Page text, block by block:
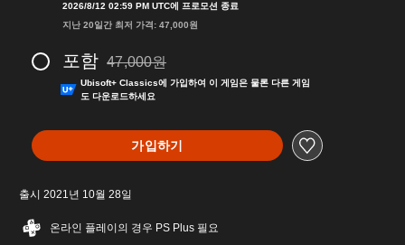
2026/8/12 02:59 PM UTC에 프로모션 종료
지난 20일간 최저 가격: 47,000원
포함 47,000원의 원래 가격에서 할인됨
47,000원
Ubisoft+ Classics에 가입하여 이 게임은 물론 다른 게임
도 다운로드하세요
가입하기
출시 2021년 10월 28일
온라인 플레이의 경우 PS Plus 필요